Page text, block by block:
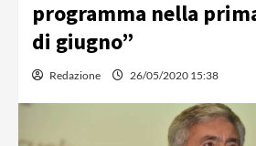
programma nella
di giugno”
Redazione 26/05/2020 15:38